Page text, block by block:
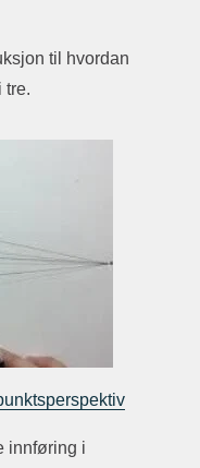
til hvordan
tre.
innføring i